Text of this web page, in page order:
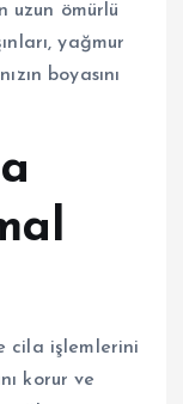
uzun ömürlü
yağmur
boyasını
cila işlemlerini
korur ve